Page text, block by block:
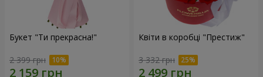
Букет "Ти прекрасна!"
2 399 грн
Квіти в коробці "Престиж"
3 332 грн